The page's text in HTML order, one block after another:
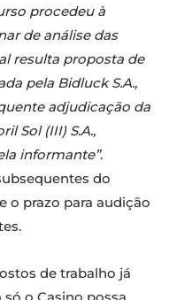
procedeu à
de análise das
resulta proposta de
pela Bidluck S.A.,
adjudicação da
Sol (III) S.A.,
informante”.
do
o prazo para audição
de trabalho já